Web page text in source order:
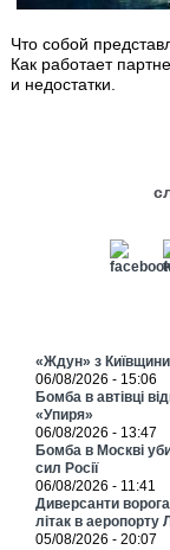
Что собой
Как работает
и недостатки.
«Ждун» з
06/08/2026 - 15:06
Бомба в автівці
«Упиря»
06/08/2026 - 13:47
Бомба в Москві
сил Росії
06/08/2026 - 11:41
Диверсанти
літак в аеропорту
05/08/2026 - 20:07